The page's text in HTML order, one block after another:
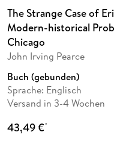
The Strange Case of
Modern-historical
Chicago
John Irving Pearce
Buch (gebunden)
Sprache: Englisch
Versand in 3-4 Wochen
43,49 €*